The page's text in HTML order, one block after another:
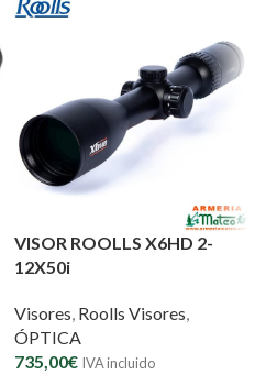
VISOR ROOLLS X6HD 2-
12X50i
Visores, Roolls Visores,
ÓPTICA
735,00€ IVA incluido